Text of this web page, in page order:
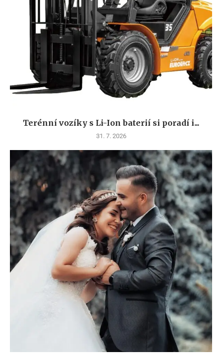
Terénní vozíky s Li-Ion baterií si poradí i...
31. 7. 2026